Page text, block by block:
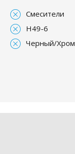
Смесители
H49-6
Черный/Хром